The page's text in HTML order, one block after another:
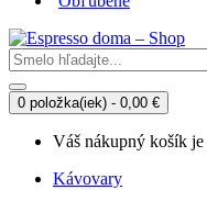
0 položka(iek) - 0,00 €
Váš nákupný košík
Kávovary